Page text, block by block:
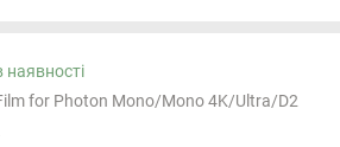
наявності
for Photon Mono/Mono 4K/Ultra/D2